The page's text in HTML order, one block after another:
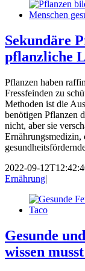
Sekundäre
pflanzliche
Pflanzen haben
Fressfeinden zu
Methoden ist die
benötigen Pflanzen
nicht, aber sie
Ernährungsmedizin,
2022-09-
Ernährung|
Gesunde
wissen